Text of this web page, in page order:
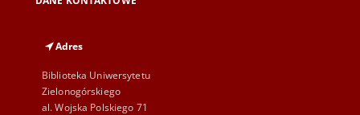
Adres
Biblioteka Uniwersytetu
Zielonogórskiego
al. Wojska Polskiego 71